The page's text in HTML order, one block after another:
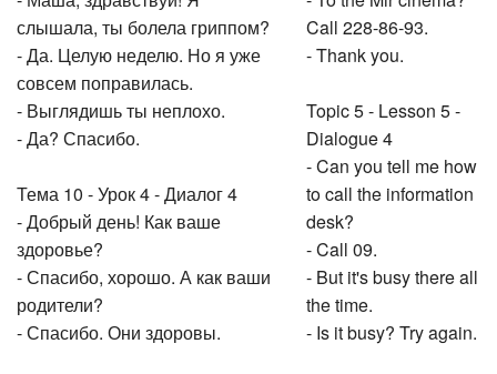
слышала, ты болела гриппом?
- Да. Целую неделю. Но я уже
совсем поправилась.
- Выглядишь ты неплохо.
- Да? Спасибо.
Тема 10 - Урок 4 - Диалог 4
- Добрый день! Как ваше
здоровье?
- Спасибо, хорошо. А как ваши
родители?
- Спасибо. Они здоровы.
Call 228-86-93.
- Thank you.
Topic 5 - Lesson 5 -
Dialogue 4
- Can you tell me how
to call the information
desk?
- Call 09.
- But it's busy there all
the time.
- Is it busy? Try again.